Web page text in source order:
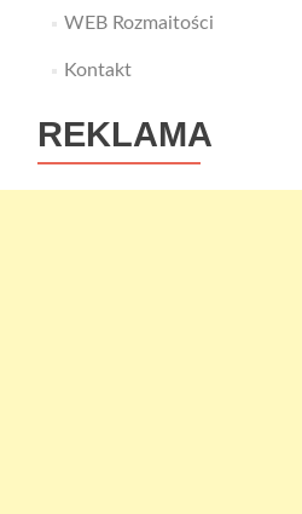
WEB Rozmaitości
Kontakt
REKLAMA